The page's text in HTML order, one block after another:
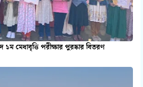
মেধাবৃত্তি পরীক্ষার পুরষ্কার বিতরণ